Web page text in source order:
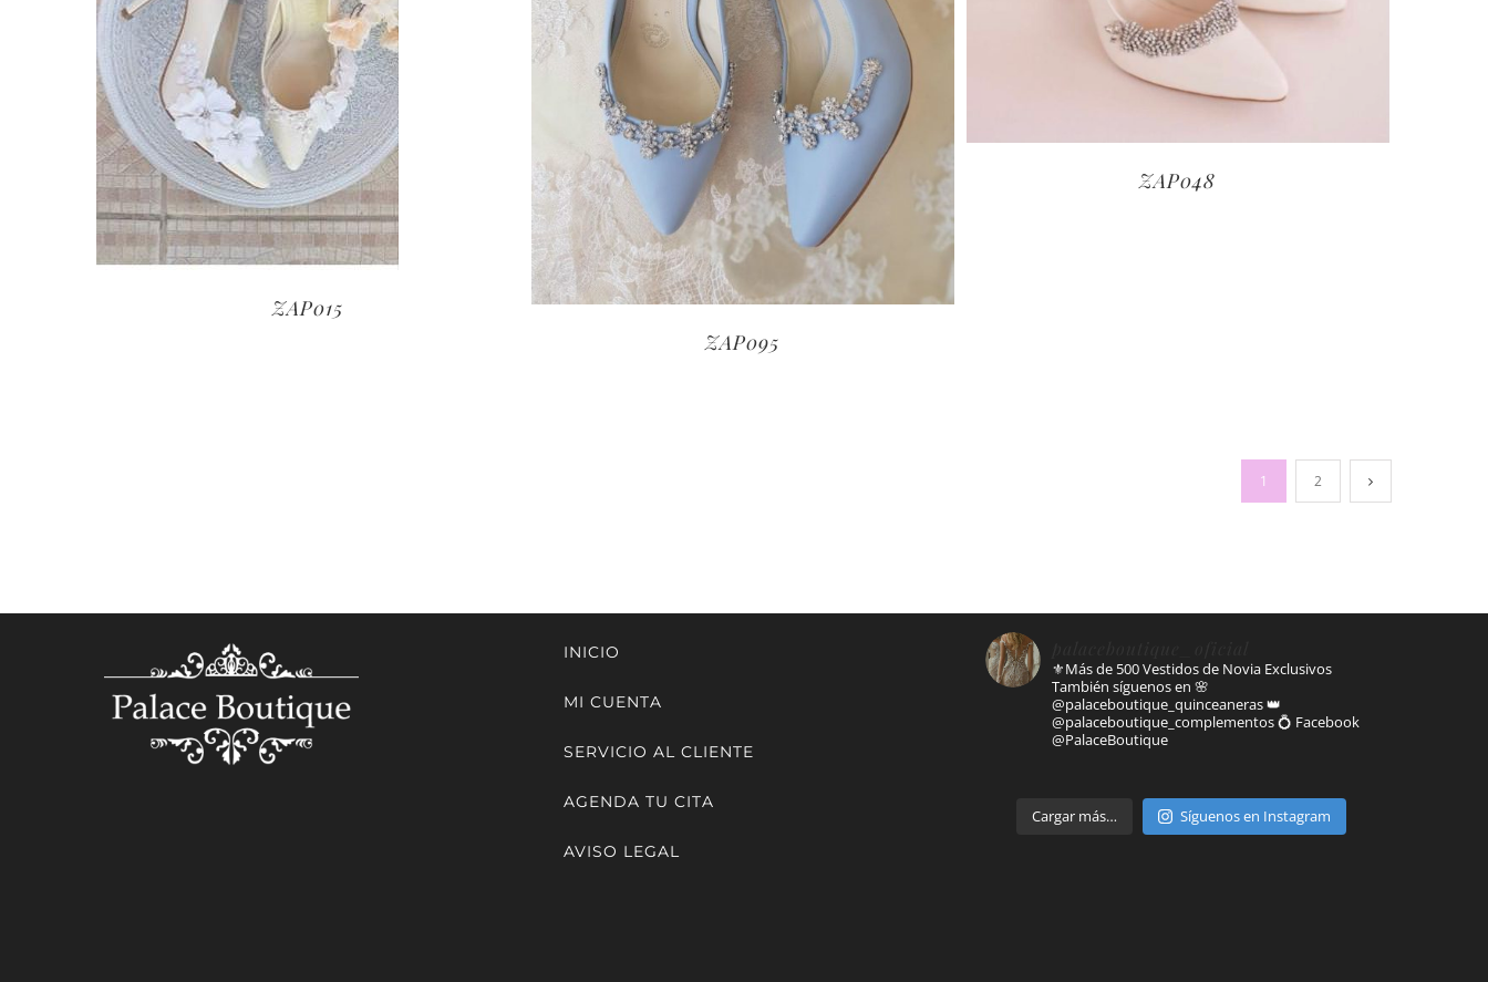
ZAP015
ZAP095
ZAP048
1 2
INICIO
MI CUENTA
SERVICIO AL CLIENTE
AGENDA TU CITA
AVISO LEGAL
⚜️Más de 500 Vestidos de Novia Exclusivos
También síguenos en 🌸
@palaceboutique_quinceaneras👑
@palaceboutique_complementos💍 Facebook
@PalaceBoutique
Parte de
Cargar más… Síguenos en Instagram